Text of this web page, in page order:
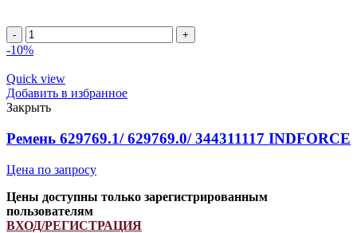
2HB
2500Lp/
ремень
многоручьевой
INDFORCE
Strongest
quantity
-10%
Quick view
Добавить в избранное
Закрыть
Ремень 629769.1/ 629769.0/ 344311117 INDFORCE
Цена по запросу
Цены доступны только зарегистрированным
пользователям
ВХОД/РЕГИСТРАЦИЯ